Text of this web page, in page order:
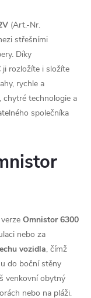
(Art.-Nr.
střešními
Díky
ji rozložíte i složíte
rychle a
chytré technologie a
společníka
Omnistor 6300
nebo za
vozidla, čímž
do boční stěny
venkovní obytný
nebo na pláži.